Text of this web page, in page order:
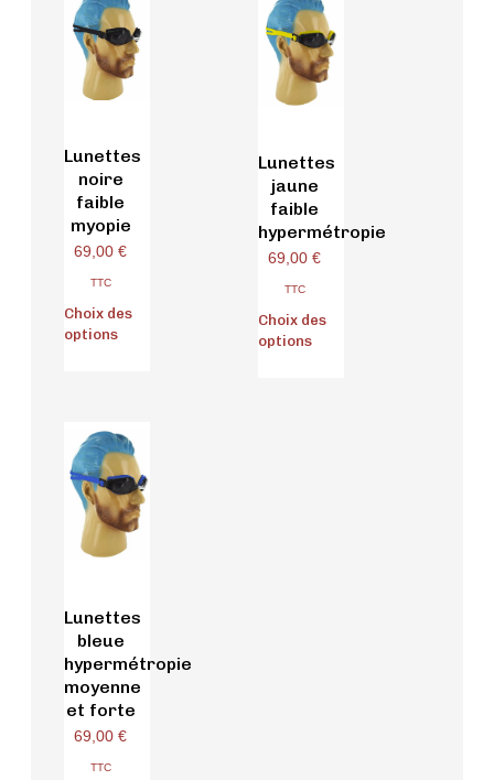
Lunettes
noire
faible
myopie
69,00 €
TTC
Choix des
options
Lunettes
jaune
faible
hypermétropie
69,00 €
TTC
Choix des
options
Lunettes
bleue
hypermétropie
moyenne
et forte
69,00 €
TTC